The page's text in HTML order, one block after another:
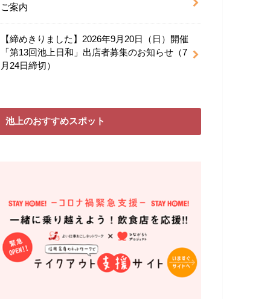
ご案内
【締めきりました】2026年9月20日（日）開催
「第13回池上日和」出店者募集のお知らせ（7
月24日締切）
池上のおすすめスポット